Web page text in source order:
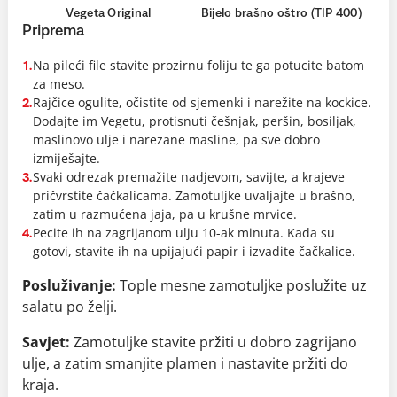
Vegeta Original Bijelo brašno oštro (TIP 400)
Priprema
1.Na pileći file stavite prozirnu foliju te ga potucite batom
za meso.
2.Rajčice ogulite, očistite od sjemenki i narežite na kockice.
Dodajte im Vegetu, protisnuti češnjak, peršin, bosiljak,
maslinovo ulje i narezane masline, pa sve dobro
izmiješajte.
3.Svaki odrezak premažite nadjevom, savijte, a krajeve
pričvrstite čačkalicama. Zamotuljke uvaljajte u brašno,
zatim u razmućena jaja, pa u krušne mrvice.
4.Pecite ih na zagrijanom ulju 10-ak minuta. Kada su
gotovi, stavite ih na upijajući papir i izvadite čačkalice.
Posluživanje: Tople mesne zamotuljke poslužite uz
salatu po želji.
Savjet: Zamotuljke stavite pržiti u dobro zagrijano
ulje, a zatim smanjite plamen i nastavite pržiti do
kraja.